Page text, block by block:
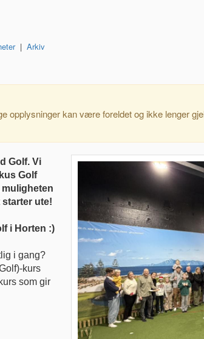
| Arkiv
opplysninger kan være foreldet og ikke lenger
Golf. Vi
Golf
muligheten
ute!
i Horten :)
i gang?
kurs
som gir